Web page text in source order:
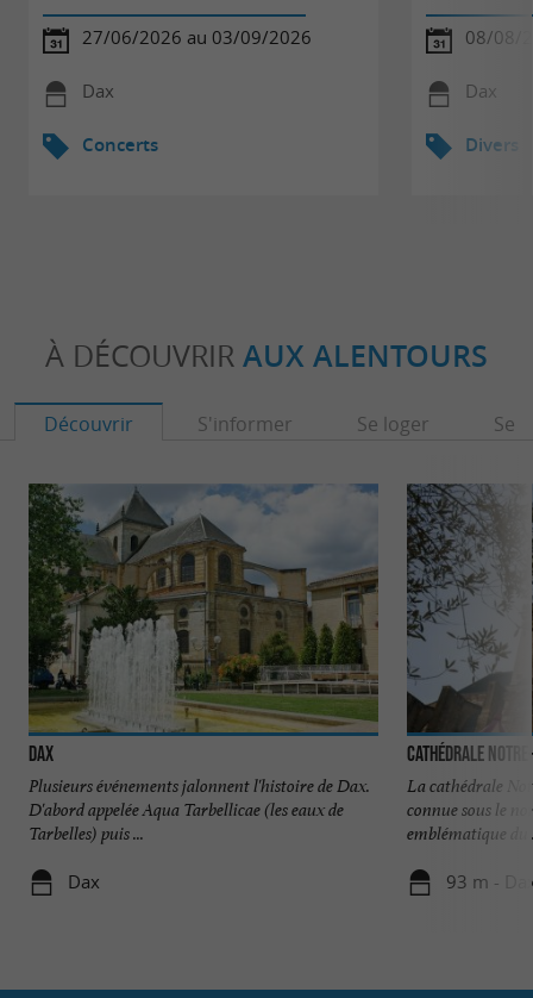
27/06/2026 au 03/09/2026
Dax
Concerts
08/08/
Dax
Divers
À DÉCOUVRIR AUX ALENTOURS
Découvrir S'informer Se loger Se
Dax
Plusieurs événements jalonnent l'histoire de Dax.
D'abord appelée Aqua Tarbellicae (les eaux de
Tarbelles) puis ...
Dax
Cathédrale Notre-
La cathédrale
connue sous le
emblématique du
93 m -